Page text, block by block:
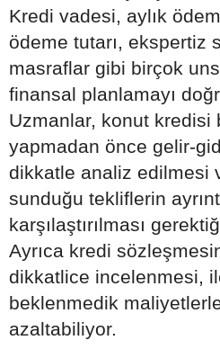
Kredi vadesi, aylık
ödeme tutarı, ekspertiz
masraflar gibi birçok
finansal planlamayı
Uzmanlar, konut kredisi
yapmadan önce gelir-
dikkatle analiz edilmesi
sunduğu tekliflerin
karşılaştırılması
Ayrıca kredi
dikkatlice incelenmesi,
beklenmedik
azaltabiliyor.